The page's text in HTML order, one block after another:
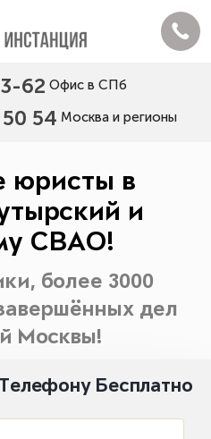
62 Офис в СПб
54 Москва и регионы
юристы в
и
СВАО!
более 3000
дел
Москвы!
Бесплатно